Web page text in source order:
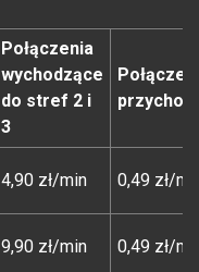
Połączenia
wychodzące
do stref 2 i
3
4,90 zł/min 0,49 zł/
9,90 zł/min 0,49 zł/